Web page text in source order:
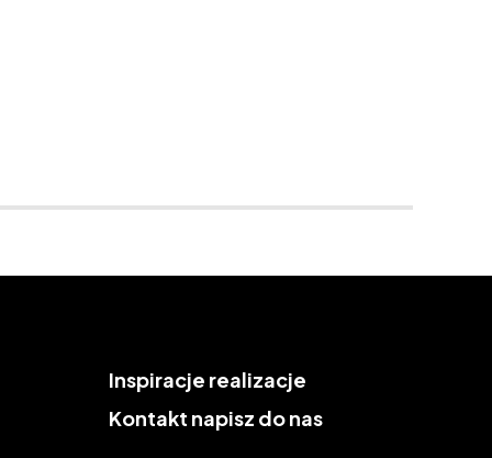
Inspiracje realizacje
Kontakt napisz do nas